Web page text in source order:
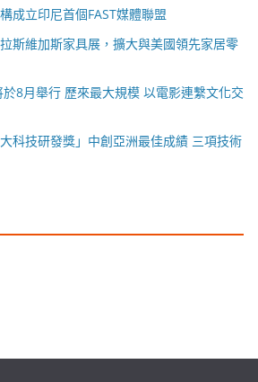
成立印尼首個FAST媒體聯盟
斯維加斯家具展，擴大與美國領先家居零
於8月舉行 歷來最大規模 以電影連繫文化交
科技研發獎」中創亞洲最佳成績 三項技術